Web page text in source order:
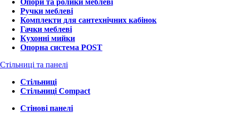
Опори та ролики меблеві
Ручки меблеві
Комплекти для сантехнічних кабінок
Гачки меблеві
Кухонні мийки
Опорна система POST
Стільниці та панелі
Стільниці
Стільниці Compact
Стінові панелі